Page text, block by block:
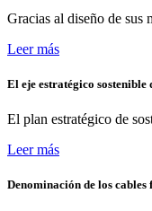
Gracias al diseño de
Leer más
El eje estratégico sostenible
El plan estratégico de
Leer más
Denominación de los